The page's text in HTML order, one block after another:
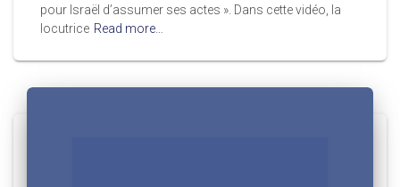
pour Israël d’assumer ses actes ». Dans cette vidéo, la
locutrice Read more…